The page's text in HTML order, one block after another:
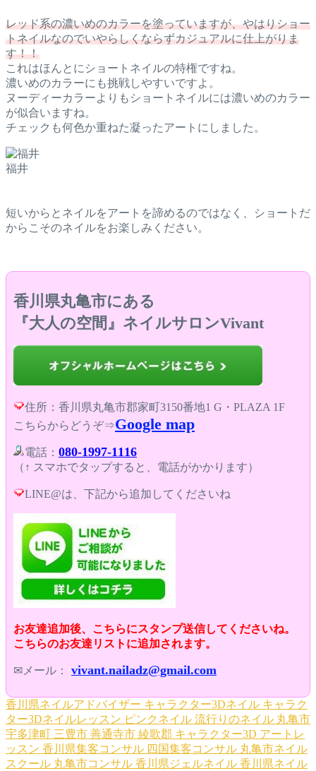
レッド系の濃いめのカラーを塗っていますが、やはりショー
トネイルなのでいやらしくならずカジュアルに仕上がりま
す！！
これはほんとにショートネイルの特権ですね。
濃いめのカラーにも挑戦しやすいですよ。
ヌーディーカラーよりもショートネイルには濃いめのカラー
が似合いますね。
チェックも何色か重ねた凝ったアートにしました。
福井
短いからとネイルをアートを諦めるのではなく、ショートだ
からこそのネイルをお楽しみください。
香川県丸亀市にある
『大人の空間』ネイルサロンVivant
住所：香川県丸亀市郡家町3150番地1 G・PLAZA 1F
こちらからどうぞ⇒Google map
電話： 080-1997-1116
（↑ スマホでタップすると、電話がかかります）
LINE@は、下記から追加してくださいね
お友達追加後、こちらにスタンプ送信してくださいね。
こちらのお友達リストに追加されます。
✉メール： vivant.nailadz@gmail.com
香川県ネイルアドバイザー キャラクター3Dネイル キャラク
ター3Dネイルレッスン ピンクネイル 流行りのネイル 丸亀市
宇多津町 三豊市 善通寺市 綾歌郡 キャラクター3D アートレ
ッスン 香川県集客コンサル 四国集客コンサル 丸亀市ネイル
スクール 丸亀市コンサル 香川県ジェルネイル 香川県ネイル